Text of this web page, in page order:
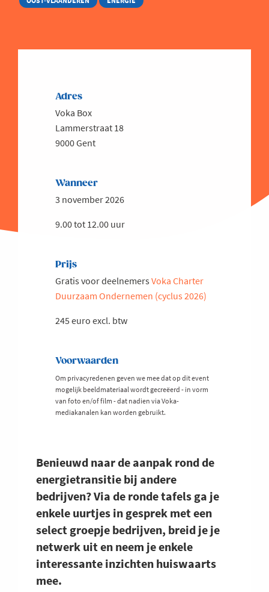
Benieuwd naar de aanpak rond de
energietransitie bij andere
bedrijven? Via de ronde tafels ga je
enkele uurtjes in gesprek met een
select groepje bedrijven, breid je je
netwerk uit en neem je enkele
interessante inzichten huiswaarts
mee.
Adres
Voka Box
Lammerstraat 18
9000 Gent
Wanneer
3 november 2026
9.00 tot 12.00 uur
Prijs
Gratis voor deelnemers Voka Charter
Duurzaam Ondernemen (cyclus 2026)
245 euro excl. btw
Voorwaarden
Om privacyredenen geven we mee dat op dit event
mogelijk beeldmateriaal wordt gecreëerd - in vorm
van foto en/of film - dat nadien via Voka-
mediakanalen kan worden gebruikt.